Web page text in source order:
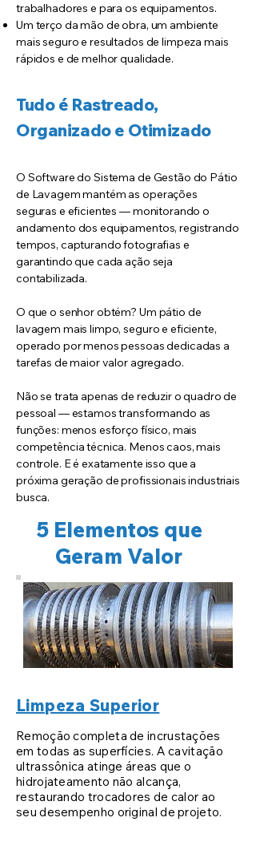
trabalhadores e para os equipamentos.
Um terço da mão de obra, um ambiente
mais seguro e resultados de limpeza mais
rápidos e de melhor qualidade.
Tudo é Rastreado,
Organizado e Otimizado
O Software do Sistema de Gestão do Pátio
de Lavagem mantém as operações
seguras e eficientes — monitorando o
andamento dos equipamentos, registrando
tempos, capturando fotografias e
garantindo que cada ação seja
contabilizada.
O que o senhor obtém? Um pátio de
lavagem mais limpo, seguro e eficiente,
operado por menos pessoas dedicadas a
tarefas de maior valor agregado.
Não se trata apenas de reduzir o quadro de
pessoal — estamos transformando as
funções: menos esforço físico, mais
competência técnica. Menos caos, mais
controle. E é exatamente isso que a
próxima geração de profissionais industriais
busca.
5 Elementos que
Geram Valor
Limpeza Superior
Remoção completa de incrustações
em todas as superfícies. A cavitação
ultrassônica atinge áreas que o
hidrojateamento não alcança,
restaurando trocadores de calor ao
seu desempenho original de projeto.